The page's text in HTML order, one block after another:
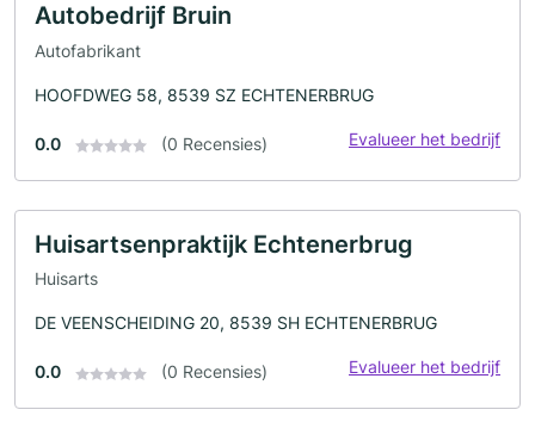
Autobedrijf Bruin
Autofabrikant
HOOFDWEG 58, 8539 SZ ECHTENERBRUG
0.0 (0 Recensies) Evalueer het bedrijf
Huisartsenpraktijk Echtenerbrug
Huisarts
DE VEENSCHEIDING 20, 8539 SH ECHTENERBRUG
0.0 (0 Recensies) Evalueer het bedrijf